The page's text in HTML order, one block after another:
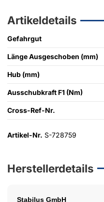
Artikeldetails
Gefahrgut
Länge Ausgeschoben (mm)
Hub (mm)
Ausschubkraft F1 (Nm)
Cross-Ref-Nr.
Artikel-Nr. S-728759
Herstellerdetails
Stabilus GmbH